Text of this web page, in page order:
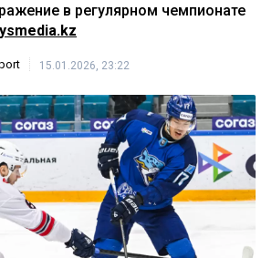
в регулярном чемпионате
15.01.2026, 23:22